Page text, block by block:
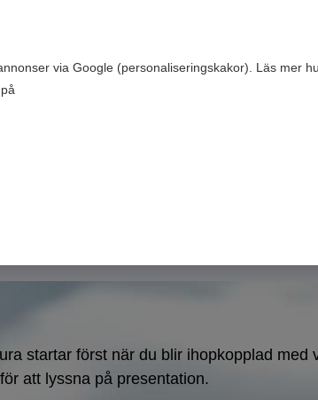
via Google (personaliseringskakor). Läs mer
Hitta försvunna djur, Hitta
Intuitiv, Kanalisering,
startar först när du blir ihopkopplad med
att lyssna på presentation.